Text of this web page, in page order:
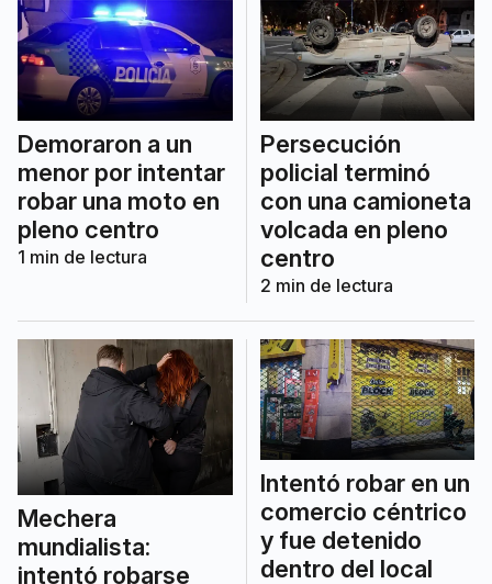
Demoraron a un
menor por intentar
robar una moto en
pleno centro
1 min de lectura
Persecución
policial terminó
con una camioneta
volcada en pleno
centro
2 min de lectura
Mechera
mundialista:
intentó robarse
Intentó robar en un
comercio céntrico
y fue detenido
dentro del local